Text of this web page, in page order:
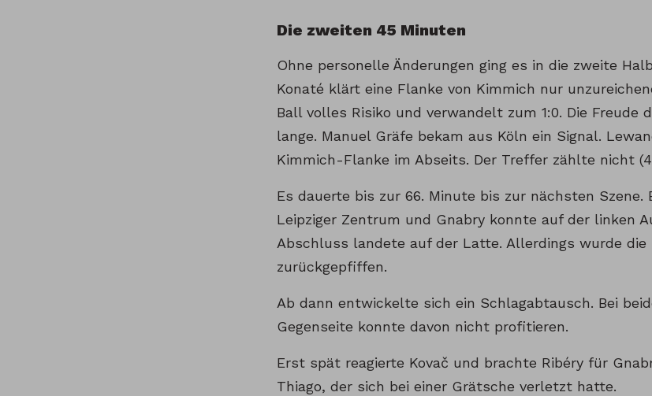
Die zweiten 45 Minuten
Ohne personelle Änderungen ging es in die zweite
Konaté klärt eine Flanke von Kimmich nur
Ball volles Risiko und verwandelt zum 1:0. Die Freude
lange. Manuel Gräfe bekam aus Köln ein Signal.
Kimmich-Flanke im Abseits. Der Treffer zählte nicht
Es dauerte bis zur 66. Minute bis zur nächsten Szene.
Leipziger Zentrum und Gnabry konnte auf der linken
Abschluss landete auf der Latte. Allerdings wurde die
zurückgepfiffen.
Ab dann entwickelte sich ein Schlagabtausch. Bei
Gegenseite konnte davon nicht profitieren.
Erst spät reagierte Kovač und brachte Ribéry für
Thiago, der sich bei einer Grätsche verletzt hatte.